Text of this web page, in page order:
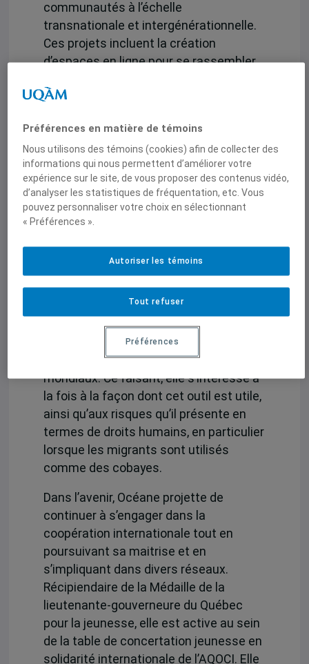
communautés à l’échelle
transnationale et intergénérationnelle.
Ces projets incluent la création
d’espaces en ligne pour se rassembler
ou encore la proposition d’actions pour
le réel.
La bourse-stage permettra à Océane de
rejoindre l’IEIM, de développer son
réseau professionnel et de décrocher
des expériences pratiques pour
l’intelligence artificielle et de
l’immigration : elle cherche à
comprendre et à analyser l’utilisation
passée, actuelle et à venir de l’IA dans
la gestion des flux migratoires
mondiaux. Ce faisant, elle s’intéresse à
la fois à la façon dont cet outil est utile,
ainsi qu’aux risques qu’il présente en
termes de droits humains, en particulier
lorsque les migrants sont utilisés
comme des cobayes.
Dans l’avenir, Océane projette de
continuer à s’engager dans la
coopération internationale tout en
poursuivant sa maitrise et en
s’impliquant dans divers réseaux.
Récipiendaire de la Médaille de la
lieutenante-gouverneure du Québec
pour la jeunesse,elle est active au sein
de la table de concertation jeunesse en
solidarité internationale de l’AQOCI. Elle
Préférences en matière de témoins
Nous utilisons des témoins (cookies) afin de collecter des
informations qui nous permettent d’améliorer votre
expérience sur le site, de vous proposer des contenus vidéo,
d’analyser les statistiques de fréquentation, etc. Vous
pouvez personnaliser votre choix en sélectionnant
« Préférences ».
Tout refuser
Autoriser les témoins
Préférences